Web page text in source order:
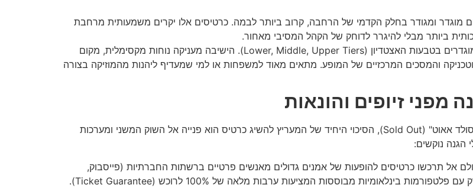
מוגדר ומגודר בחלק הקדמי של הרחבה, קרוב ביותר לבמה. כרטיסים אלו יקרים משמעותית מרחבת
ביותר מבלי להיגרר לדוחק של הקהל המסיבי מאחור.
מקומות ישיבה מוגדרים בטבעות האצטדיון (Lower, Middle, Upper Tiers). הישיבה מעניקה נוחות מקסימלית, מקום
והמסכים המרכזיים של המופע. מתאים מאוד למשפחות או למי שמעדיף ליהנות מהמוזיקה בצורה
כאשר המכירה הרשמית מסתיימת בתוך דקות וההופעה מוגדרת כ"סולד אאוט" (Sold Out), הסיכוי היחיד של המעריץ להשיג כרטיס הוא פנייה אל השוק המשני ומערכות
הגנה נוקשים:
אל תרכשו כרטיסים להופעות של אמנים גדולים מאנשים פרטיים ברשתות החברתיות (פייסבוק,
אינסטגרם) או מאתרים קיקיוניים ללא אבא ואמא. עבדו אך ורק עם פלטפורמות בינלאומיות מבוססות המציעות ערבות מלאה של 100% לרוכש (Ticket Guarantee).